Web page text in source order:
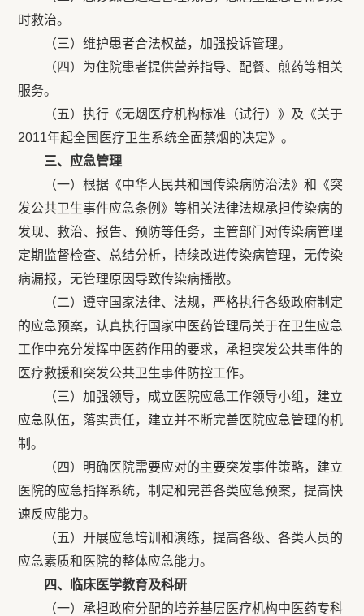
时救治。
（三）维护患者合法权益，加强投诉管理。
（四）为住院患者提供营养指导、配餐、煎药等相关
服务。
（五）执行《无烟医疗机构标准（试行）》及《关于
2011年起全国医疗卫生系统全面禁烟的决定》。
三、应急管理
（一）根据《中华人民共和国传染病防治法》和《突
发公共卫生事件应急条例》等相关法律法规承担传染病的
发现、救治、报告、预防等任务，主管部门对传染病管理
定期监督检查、总结分析，持续改进传染病管理，无传染
病漏报，无管理原因导致传染病播散。
（二）遵守国家法律、法规，严格执行各级政府制定
的应急预案，认真执行国家中医药管理局关于在卫生应急
工作中充分发挥中医药作用的要求，承担突发公共事件的
医疗救援和突发公共卫生事件防控工作。
（三）加强领导，成立医院应急工作领导小组，建立
应急队伍，落实责任，建立并不断完善医院应急管理的机
制。
（四）明确医院需要应对的主要突发事件策略，建立
医院的应急指挥系统，制定和完善各类应急预案，提高快
速反应能力。
（五）开展应急培训和演练，提高各级、各类人员的
应急素质和医院的整体应急能力。
四、临床医学教育及科研
（一）承担政府分配的培养基层医疗机构中医药专科